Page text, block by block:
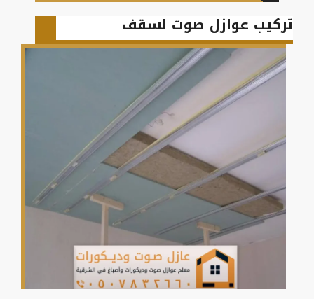
تركيب عوازل صوت لسقف